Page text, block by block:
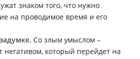
знаком того, что нужно
на проводимое время и его
Со злым умыслом –
негативом, который перейдет на